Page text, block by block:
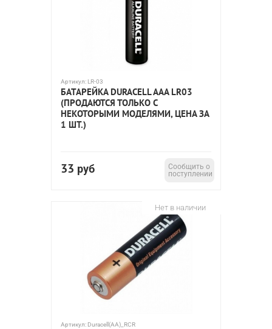
Артикул: LR-03
БАТАРЕЙКА DURACELL AAA LR03
(ПРОДАЮТСЯ ТОЛЬКО С
НЕКОТОРЫМИ МОДЕЛЯМИ, ЦЕНА ЗА
1 ШТ.)
33 руб
Сообщить о
поступлении
Нет в наличии
Артикул: Duracell(AA)_RCR